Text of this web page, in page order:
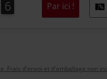
3
4
3
6
4 Par ici !
Frais d'envoi et d'emballage non